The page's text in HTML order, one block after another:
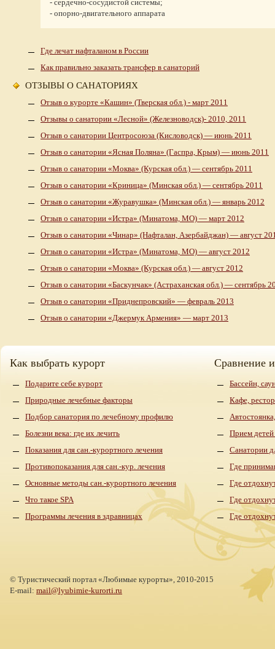
- сердечно-сосудистой системы;
- опорно-двигательного аппарата
Где лечат нафталаном в России
Как правильно заказать трансфер в санаторий
ОТЗЫВЫ О САНАТОРИЯХ
Отзыв о курорте «Кашин» (Тверская обл.) - март 2011
Отзывы о санатории «Лесной» (Железноводск)- 2010, 2011
Отзыв о санатории Центросоюза (Кисловодск) — июнь 2011
Отзыв о санатории «Ясная Поляна» (Гаспра, Крым) — июнь 2011
Отзыв о санатории «Моква» (Курская обл.) — сентябрь 2011
Отзыв о санатории «Криница» (Минская обл.) — сентябрь 2011
Отзыв о санатории «Журавушка» (Минская обл.) — январь 2012
Отзыв о санатории «Истра» (Минатома, МО) — март 2012
Отзыв о санатории «Чинар» (Нафталан, Азербайджан) — август
Отзыв о санатории «Истра» (Минатома, МО) — август 2012
Отзыв о санатории «Моква» (Курская обл.) — август 2012
Отзыв о санатории «Баскунчак» (Астраханская обл.) — сентябрь
Отзыв о санатории «Приднепровский» — февраль 2013
Отзыв о санатории «Джермук Армения» — март 2013
Как выбрать курорт
Подарите себе курорт
Природные лечебные факторы
Подбор санатория по лечебному профилю
Болезни века: где их лечить
Показания для сан.-курортного лечения
Противопоказания для сан.-кур. лечения
Основные методы сан.-курортного лечения
Что такое SPA
Программы лечения в здравницах
Сравнение
Бассейн,
Кафе,
Прием детей
Санатории
Где
Где
Где
Где
© Туристический портал «Любимые курорты», 2010-2015
E-mail: mail@lyubimie-kurorti.ru